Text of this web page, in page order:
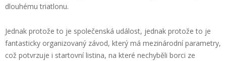
dlouhému triatlonu.
Jednak protože to je společenská událost, jednak protože to je
fantasticky organizovaný závod, který má mezinárodní parametry,
což potvrzuje i startovní listina, na které nechyběli borci ze